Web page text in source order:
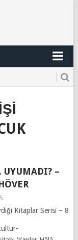
UYUMADI? –
Kitaplar Serisi – 8